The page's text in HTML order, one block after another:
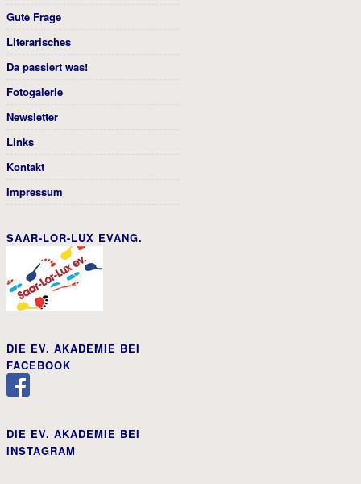
Gute Frage
Literarisches
Da passiert was!
Fotogalerie
Newsletter
Links
Kontakt
Impressum
SAAR-LOR-LUX EVANG.
DIE EV. AKADEMIE BEI
FACEBOOK
DIE EV. AKADEMIE BEI
INSTAGRAM